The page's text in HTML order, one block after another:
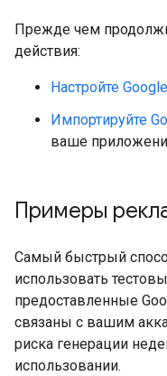
Прежде чем
действия:
Настройте
Импортируйте
ваше
Примеры
Самый быстрый
использовать
предоставленные
связаны с вашим
риска генерации
использовании.